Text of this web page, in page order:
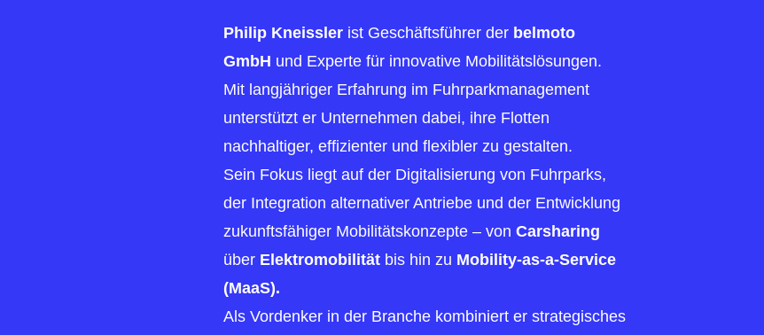
Philip Kneissler ist Geschäftsführer der belmoto
GmbH und Experte für innovative Mobilitätslösungen.
Mit langjähriger Erfahrung im Fuhrparkmanagement
unterstützt er Unternehmen dabei, ihre Flotten
nachhaltiger, effizienter und flexibler zu gestalten.
Sein Fokus liegt auf der Digitalisierung von Fuhrparks,
der Integration alternativer Antriebe und der Entwicklung
zukunftsfähiger Mobilitätskonzepte – von Carsharing
über Elektromobilität bis hin zu Mobility-as-a-Service
(MaaS).
Als Vordenker in der Branche kombiniert er strategisches